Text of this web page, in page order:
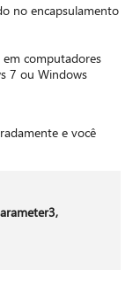
no encapsulamento
em computadores
7 ou Windows
e você